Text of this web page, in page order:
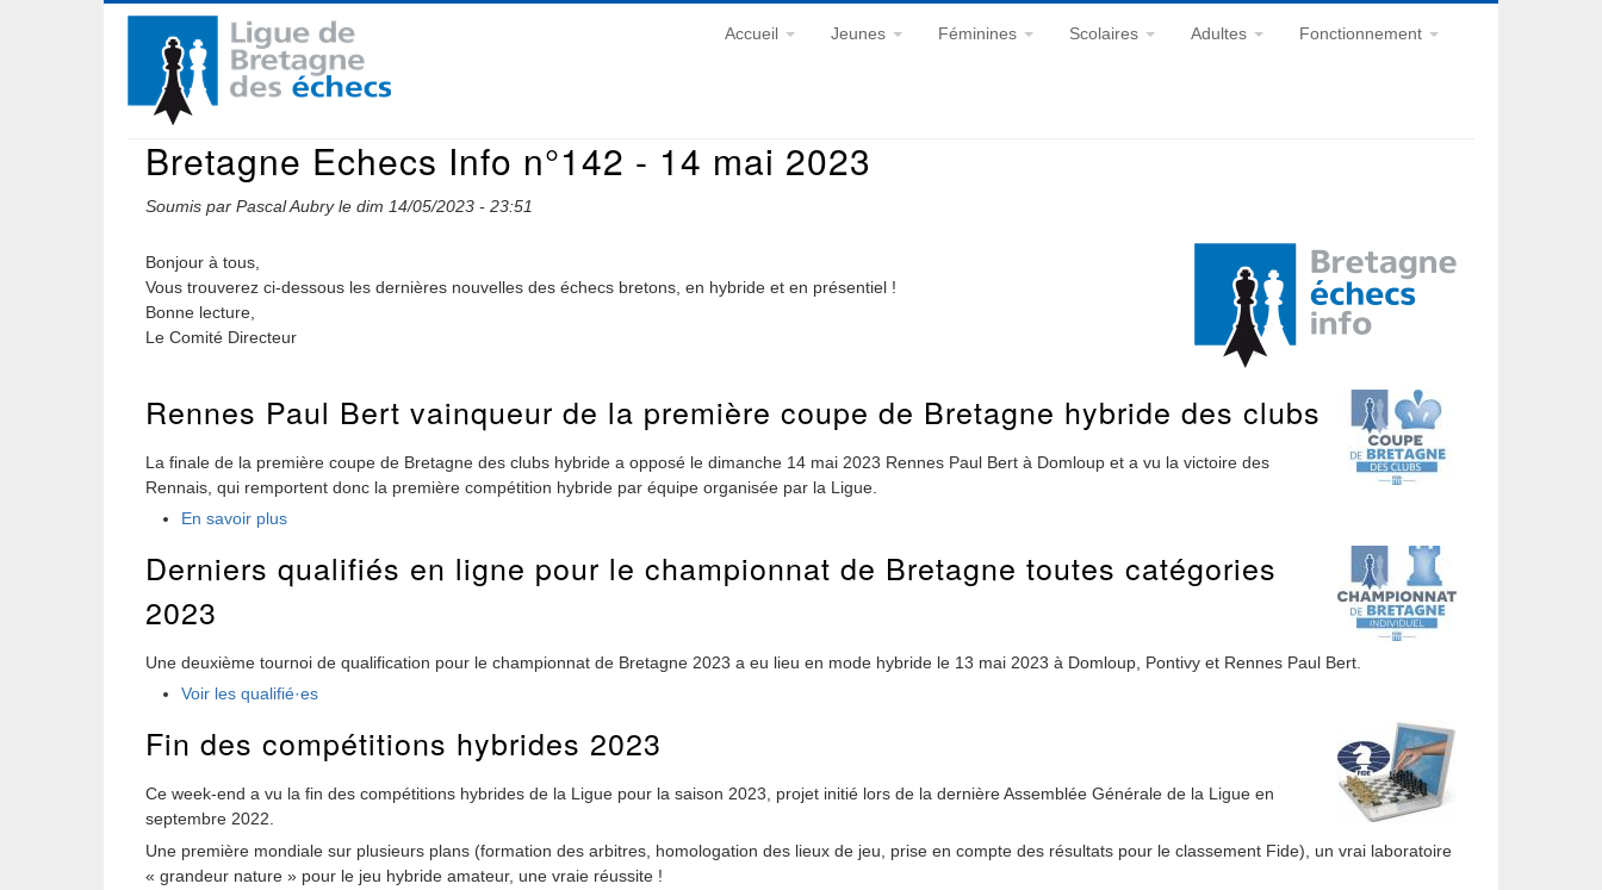
Navigation
principale
Accueil Jeunes Féminines Scolaires Adultes Fonctionnement
Bretagne Echecs Info n°142 - 14 mai 2023
Soumis par Pascal Aubryle dim 14/05/2023 - 23:51
Bonjour à tous,
Vous trouverez ci-dessous les dernières nouvelles des échecs bretons, en hybride et en présentiel !
Bonne lecture,
Le Comité Directeur
Rennes Paul Bert vainqueur de la première coupe de Bretagne hybride des clubs
La finale de la première coupe de Bretagne des clubs hybride a opposé le dimanche 14 mai 2023 Rennes Paul Bert à Domloup et a vu la victoire des
Rennais, qui remportent donc la première compétition hybride par équipe organisée par la Ligue.
En savoir plus
Derniers qualifiés en ligne pour le championnat de Bretagne toutes catégories
2023
Une deuxième tournoi de qualification pour le championnat de Bretagne 2023 a eu lieu en mode hybride le 13 mai 2023 à Domloup, Pontivy et Rennes Paul Bert.
Voir les qualifié·es
Fin des compétitions hybrides 2023
Ce week-end a vu la fin des compétitions hybrides de la Ligue pour la saison 2023, projet initié lors de la dernière Assemblée Générale de la Ligue en
septembre 2022.
Une première mondiale sur plusieurs plans (formation des arbitres, homologation des lieux de jeu, prise en compte des résultats pour le classement Fide), un vrai laboratoire
« grandeur nature » pour le jeu hybride amateur, une vraie réussite !